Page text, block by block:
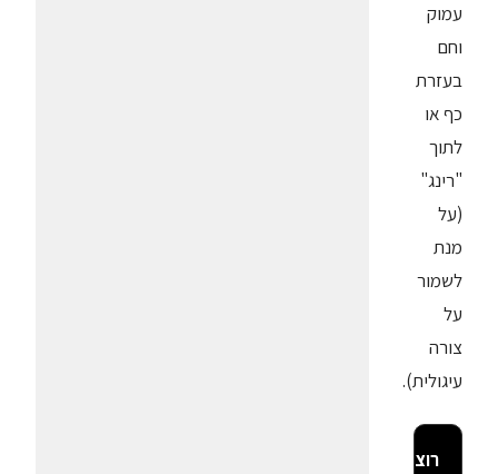
עמוק
וחם
בעזרת
כף או
לתוך
"רינג"
(על
מנת
לשמור
על
צורה
עיגולית).
רוצה